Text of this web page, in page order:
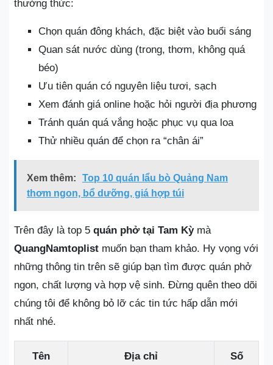
thưởng thức:
Chọn quán đông khách, đặc biệt vào buổi sáng
Quan sát nước dùng (trong, thơm, không quá
béo)
Ưu tiên quán có nguyên liệu tươi, sạch
Xem đánh giá online hoặc hỏi người địa phương
Tránh quán quá vắng hoặc phục vụ qua loa
Thử nhiều quán để chọn ra “chân ái”
Xem thêm:
Top 10 quán lẩu bò Quảng Nam
thơm ngon, bổ dưỡng, giá hợp túi
Trên đây là top 5 quán phở tại Tam Kỳmà
QuangNamtoplist muốn bạn tham khảo. Hy vọng với
những thông tin trên sẽ giúp bạn tìm được quán phở
ngon, chất lượng và hợp vệ sinh. Đừng quên theo dõi
chúng tôi để không bỏ lỡ các tin tức hấp dẫn mới
nhất nhé.
Tên
Địa chỉ
Số